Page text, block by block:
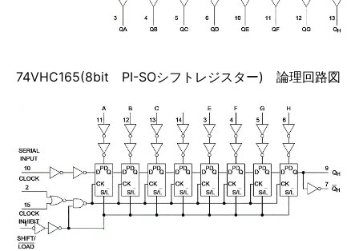
74VHC165(8bit PI-SOシフトレジスター) 論理回路図